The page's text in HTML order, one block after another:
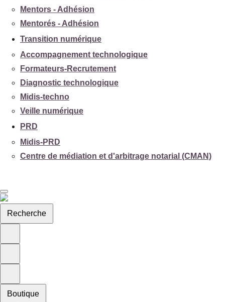
Mentors - Adhésion
Mentorés - Adhésion
Transition numérique
Accompagnement technologique
Formateurs-Recrutement
Diagnostic technologique
Midis-techno
Veille numérique
PRD
Midis-PRD
Centre de médiation et d'arbitrage notarial (CMAN)
Recherche
Boutique